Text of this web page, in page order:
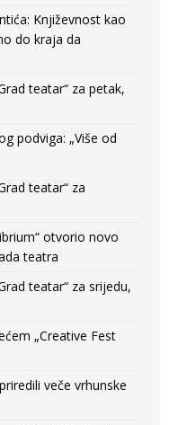
Književnost kao
do kraja da
teatar“ za petak,
podviga: „Više od
teatar“ za
otvorio novo
teatra
teatar“ za srijedu,
„Creative Fest
veče vrhunske